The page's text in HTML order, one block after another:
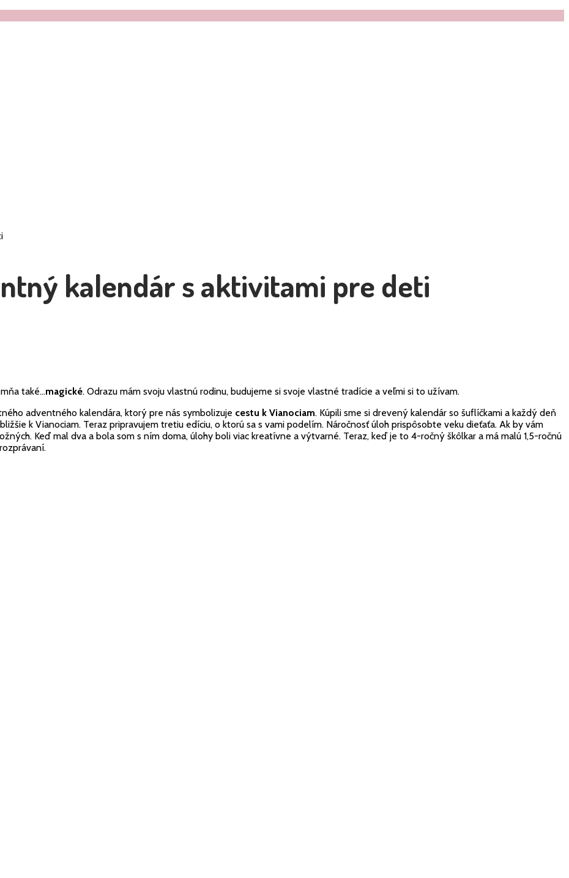
kalendár s aktivitami pre deti
také…magické. Odrazu mám svoju vlastnú rodinu, budujeme si svoje vlastné tradície a veľmi si to užívam.
adventného kalendára, ktorý pre nás symbolizuje cestu k Vianociam. Kúpili sme si drevený kalendár so šuflíčkami a každý deň
k Vianociam. Teraz pripravujem tretiu edíciu, o ktorú sa s vami podelím. Náročnosť úloh prispôsobte veku dieťaťa. Ak by vám
Keď mal dva a bola som s ním doma, úlohy boli viac kreatívne a výtvarné. Teraz, keď je to 4-ročný škôlkar a má malú 1,5-ročnú